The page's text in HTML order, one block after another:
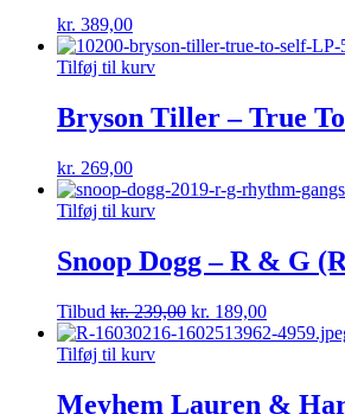
kr. 389,00
Tilføj til kurv
Bryson Tiller – True
kr. 269,00
Tilføj til kurv
Snoop Dogg – R & G
Tilbud kr.239,00 kr. 189,00
Tilføj til kurv
Meyhem Lauren &